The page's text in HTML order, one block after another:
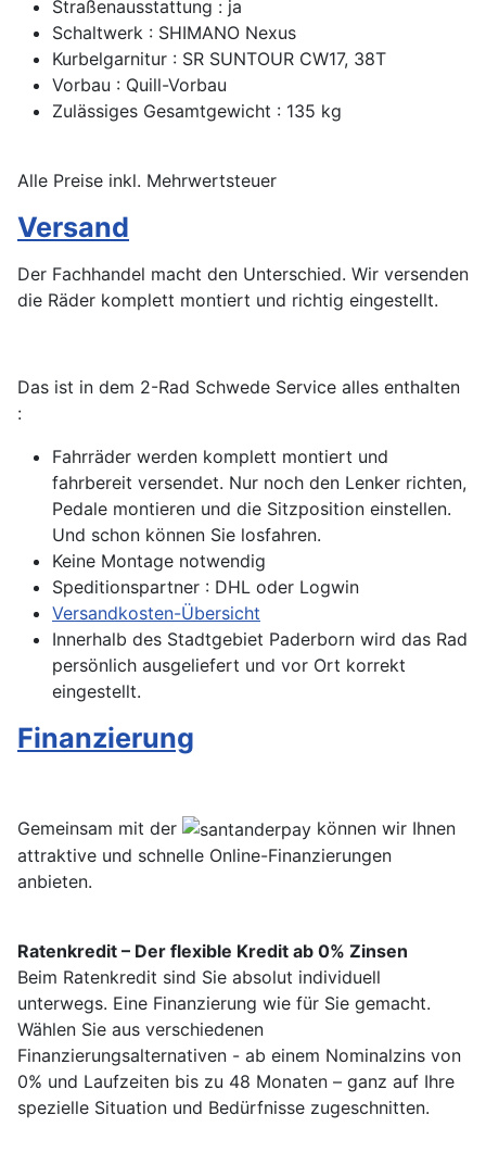
Straßenausstattung : ja
Schaltwerk : SHIMANO Nexus
Kurbelgarnitur : SR SUNTOUR CW17, 38T
Vorbau : Quill-Vorbau
Zulässiges Gesamtgewicht : 135 kg
Alle Preise inkl. Mehrwertsteuer
Versand
Der Fachhandel macht den Unterschied. Wir versenden
die Räder komplett montiert und richtig eingestellt.
Das ist in dem 2-Rad Schwede Service alles enthalten
:
Fahrräder werden komplett montiert und
fahrbereit versendet. Nur noch den Lenker richten,
Pedale montieren und die Sitzposition einstellen.
Und schon können Sie losfahren.
Keine Montage notwendig
Speditionspartner : DHL oder Logwin
Versandkosten-Übersicht
Innerhalb des Stadtgebiet Paderborn wird das Rad
persönlich ausgeliefert und vor Ort korrekt
eingestellt.
Finanzierung
Gemeinsam mit der
können wir Ihnen
attraktive und schnelle Online-Finanzierungen
anbieten.
Ratenkredit – Der flexible Kredit ab 0% Zinsen
Beim Ratenkredit sind Sie absolut individuell
unterwegs. Eine Finanzierung wie für Sie gemacht.
Wählen Sie aus verschiedenen
Finanzierungsalternativen - ab einem Nominalzins von
0% und Laufzeiten bis zu 48 Monaten – ganz auf Ihre
spezielle Situation und Bedürfnisse zugeschnitten.